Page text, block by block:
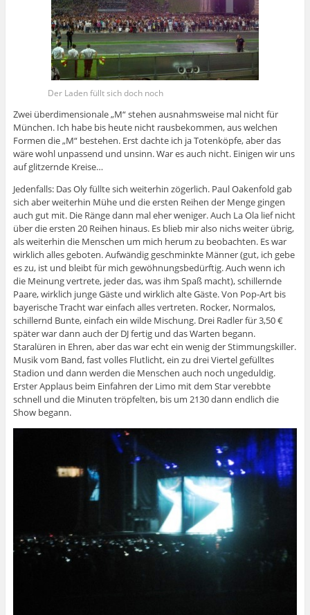
Der Laden füllt sich doch noch
Zwei überdimensionale „M“ stehen ausnahmsweise mal nicht für
München. Ich habe bis heute nicht rausbekommen, aus welchen
Formen die „M“ bestehen. Erst dachte ich ja Totenköpfe, aber das
wäre wohl unpassend und unsinn. War es auch nicht. Einigen wir uns
auf glitzernde Kreise…
Jedenfalls: Das Oly füllte sich weiterhin zögerlich. Paul Oakenfold gab
sich aber weiterhin Mühe und die ersten Reihen der Menge gingen
auch gut mit. Die Ränge dann mal eher weniger. Auch La Ola lief nicht
über die ersten 20 Reihen hinaus. Es blieb mir also nichs weiter übrig,
als weiterhin die Menschen um mich herum zu beobachten. Es war
wirklich alles geboten. Aufwändig geschminkte Männer (gut, ich gebe
es zu, ist und bleibt für mich gewöhnungsbedürftig. Auch wenn ich
die Meinung vertrete, jeder das, was ihm Spaß macht), schillernde
Paare, wirklich junge Gäste und wirklich alte Gäste. Von Pop-Art bis
bayerische Tracht war einfach alles vertreten. Rocker, Normalos,
schillernd Bunte, einfach ein wilde Mischung. Drei Radler für 3,50 €
später war dann auch der DJ fertig und das Warten begann.
Staralüren in Ehren, aber das war echt ein wenig der Stimmungskiller.
Musik vom Band, fast volles Flutlicht, ein zu drei Viertel gefülltes
Stadion und dann werden die Menschen auch noch ungeduldig.
Erster Applaus beim Einfahren der Limo mit dem Star verebbte
schnell und die Minuten tröpfelten, bis um 2130 dann endlich die
Show begann.